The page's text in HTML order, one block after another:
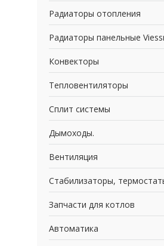
Радиаторы отопления
Радиаторы панельные
Конвекторы
Тепловентиляторы
Сплит системы
Дымоходы.
Вентиляция
Стабилизаторы,
Запчасти для котлов
Автоматика